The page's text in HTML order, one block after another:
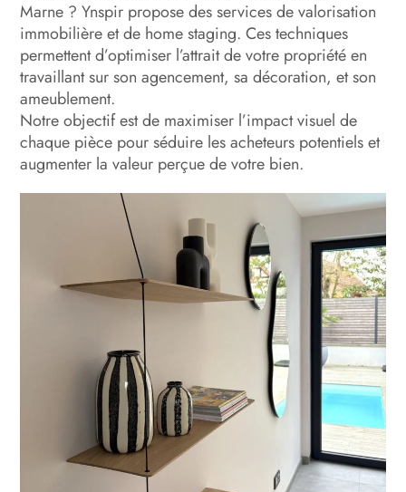
Marne ? Ynspir propose des services de valorisation
immobilière et de home staging. Ces techniques
permettent d’optimiser l’attrait de votre propriété en
travaillant sur son agencement, sa décoration, et son
ameublement.
Notre objectif est de maximiser l’impact visuel de
chaque pièce pour séduire les acheteurs potentiels et
augmenter la valeur perçue de votre bien.